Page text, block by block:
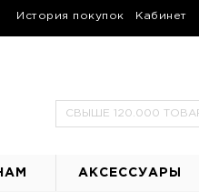
История покупок Кабинет
АКСЕССУАРЫ